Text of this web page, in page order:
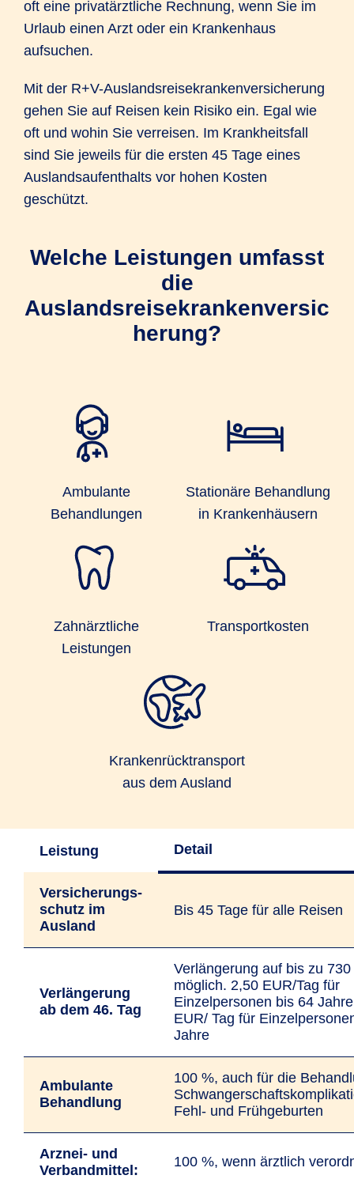
oft eine privatärztliche Rechnung, wenn Sie im
Urlaub einen Arzt oder ein Krankenhaus
aufsuchen.
Mit der R+V-Auslandsreisekrankenversicherung
gehen Sie auf Reisen kein Risiko ein. Egal wie
oft und wohin Sie verreisen. Im Krankheitsfall
sind Sie jeweils für die ersten 45 Tage eines
Auslandsaufenthalts vor hohen Kosten
geschützt.
Welche Leistungen umfasst
die
Auslandsreisekrankenversic
herung?
Ambulante
Behandlungen
Stationäre Behandlung
in Krankenhäusern
Zahnärztliche
Leistungen
Transportkosten
Kranken­rücktransport
aus dem Ausland
Leistung Detail
Versicherungs­
schutz im
Ausland
Bis 45 Tage für alle Reisen
Verlängerung
ab dem 46. Tag
Verlängerung auf bis zu 730
möglich. 2,50 EUR/Tag für
Einzelpersonen bis 64
EUR/ Tag für
Jahre
Ambulante
Behandlung
100 %, auch für die
Fehl- und Frühgeburten
Arznei- und
Verband­mittel:
100 %, wenn ärztlich